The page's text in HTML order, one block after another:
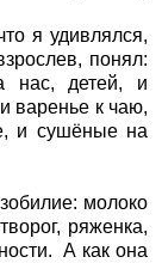
я удивлялся,
понял:
нас, детей, и
варенье к чаю,
и сушёные на
молоко
ряженка,
А как она